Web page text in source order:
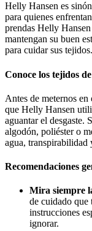
Helly Hansen es
para quienes
prendas Helly
mantengan su buen
para cuidar sus
Conoce los tejidos
Antes de meternos
que Helly Hansen
aguantar el desgaste.
algodón, poliéster o
agua, transpirabilidad
Recomendaciones
Mira siempre
de cuidado que
instrucciones
ignorar.